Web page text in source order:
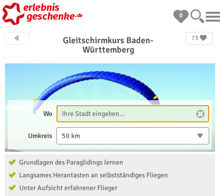
0
73
Gleitschirmkurs Baden-
Württemberg
Wo
Umkreis 50 km
Grundlagen des Paraglidings lernen
Langsames Herantasten an selbstständiges Fliegen
Unter Aufsicht erfahrener Flieger